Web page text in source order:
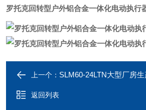
罗托克回转型户外铝合金一体化电动执行
上一个： SLM60-24LTN大型厂房生产智能电
返回列表